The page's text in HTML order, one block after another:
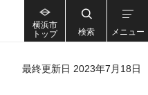
横浜市
トップ
検索 メニュー
最終更新日 2023年7月18日